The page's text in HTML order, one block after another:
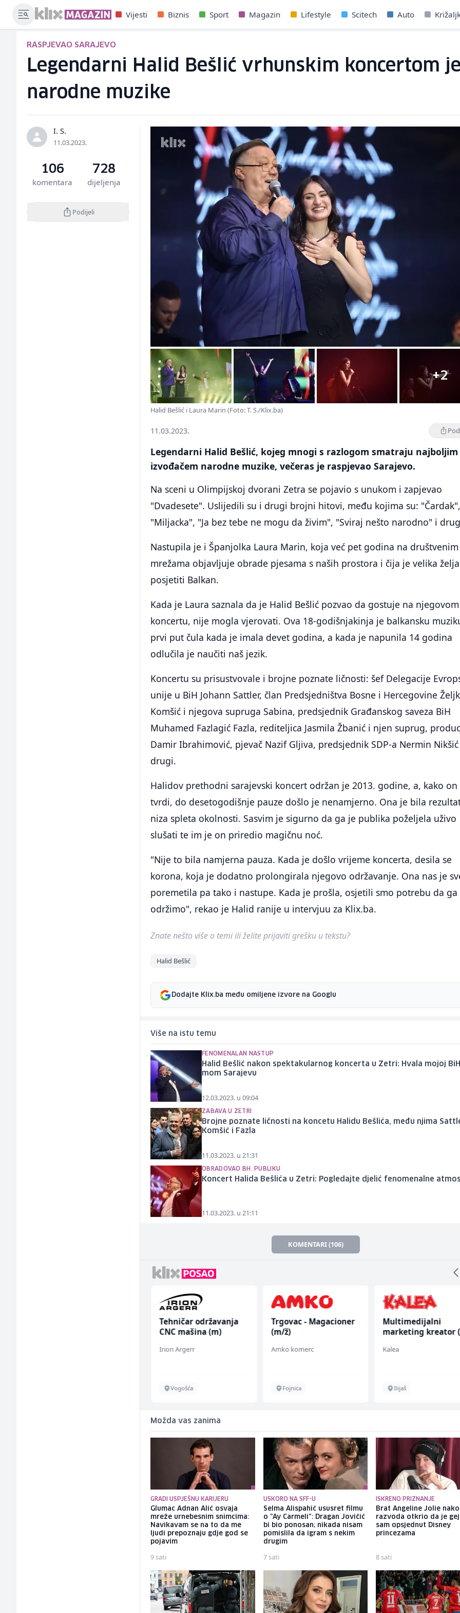
Vijesti Biznis Sport Magazin Lifestyle Scitech Auto
RASPJEVAO SARAJEVO
Legendarni Halid Bešlić vrhunskim koncertom
narodne muzike
I. S.
11.03.2023.
106
komentara
728
dijeljenja
Podijeli
+2
Halid Bešlić i Laura Marin (Foto: T. S./Klix.ba)
11.03.2023.
Legendarni Halid Bešlić, kojeg mnogi s razlogom smatraju najboljim
izvođačem narodne muzike, večeras je raspjevao Sarajevo.
Na sceni u Olimpijskoj dvorani Zetra se pojavio s unukom i zapjevao
"Dvadesete". Uslijedili su i drugi brojni hitovi, među kojima su: "Čardak",
"Miljacka", "Ja bez tebe ne mogu da živim", "Sviraj nešto narodno" i
Nastupila je i Španjolka Laura Marin, koja već pet godina na društvenim
mrežama objavljuje obrade pjesama s naših prostora i čija je velika
posjetiti Balkan.
Kada je Laura saznala da je Halid Bešlić pozvao da gostuje na njegovom
koncertu, nije mogla vjerovati. Ova 18-godišnjakinja je balkansku
prvi put čula kada je imala devet godina, a kada je napunila 14 godina
odlučila je naučiti naš jezik.
Koncertu su prisustvovale i brojne poznate ličnosti: šef Delegacije
unije u BiH Johann Sattler, član Predsjedništva Bosne i Hercegovine
Komšić i njegova supruga Sabina, predsjednik Građanskog saveza BiH
Muhamed Fazlagić Fazla, rediteljica Jasmila Žbanić i njen suprug,
Damir Ibrahimović, pjevač Nazif Gljiva, predsjednik SDP-a Nermin Nikšić
drugi.
Halidov prethodni sarajevski koncert održan je 2013. godine, a, kako on
tvrdi, do desetogodišnje pauze došlo je nenamjerno. Ona je bila
niza spleta okolnosti. Sasvim je sigurno da ga je publika poželjela uživo
slušati te im je on priredio magičnu noć.
"Nije to bila namjerna pauza. Kada je došlo vrijeme koncerta, desila se
korona, koja je dodatno prolongirala njegovo održavanje. Ona nas je
poremetila pa tako i nastupe. Kada je prošla, osjetili smo potrebu da ga
održimo", rekao je Halid ranije u intervjuu za Klix.ba.
Znate nešto više o temi ili želite prijaviti grešku u tekstu?
Halid Bešlić
Dodajte Klix.ba među omiljene izvore na Googlu
Više na istu temu
FENOMENALAN NASTUP
Halid Bešlić nakon spektakularnog koncerta u Zetri: Hvala mojoj
mom Sarajevu
12.03.2023. u 09:04
ZABAVA U ZETRI
Brojne poznate ličnosti na koncetu Halidu Bešlića, među njima
Komšić i Fazla
11.03.2023. u 21:31
OBRADOVAO BH. PUBLIKU
Koncert Halida Bešlića u Zetri: Pogledajte djelić fenomenalne
11.03.2023. u 21:11
KOMENTARI (106)
Tehničar održavanja
CNC mašina (m)
Irion Argerr
Vogošća
Trgovac - Magacioner
(m/ž)
Amko komerc
Fojnica
Multimedijalni
marketing kreator
Kalea
Ilijaš
Možda vas zanima
GRADI USPJEŠNU KARIJERU
Glumac Adnan Alić osvaja
mreže urnebesnim snimcima:
Navikavam se na to da me
ljudi prepoznaju gdje god se
pojavim
9 sati
USKORO NA SFF-U
Selma Alispahić ususret filmu
o "Ay Carmeli": Dragan Jovičić
bi bio ponosan; nikada nisam
pomislila da igram s nekim
drugim
7 sati
ISKRENO PRIZNANJE
Brat Angeline Jolie
razvoda otkrio da je
sam opsjednut Disney
princezama
8 sati